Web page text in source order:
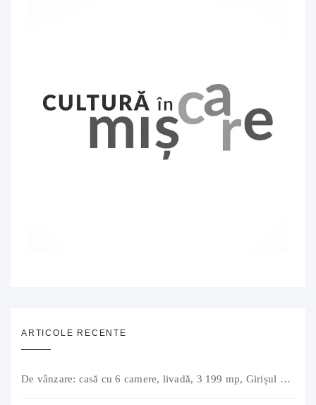
ARTICOLE RECENTE
De vânzare: casă cu 6 camere, livadă, 3 199 mp, Girișul Negru, Bihor, 42 000 Euro. Comision 0.